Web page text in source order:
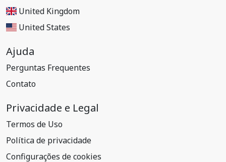
United Kingdom
United States
Ajuda
Perguntas Frequentes
Contato
Privacidade e Legal
Termos de Uso
Política de privacidade
Configurações de cookies